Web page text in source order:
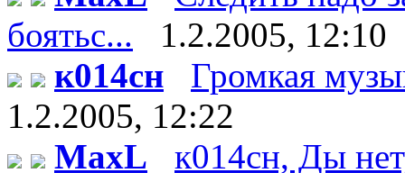
боятьс...
1.2.2005, 12:10
к014сн
Громкая
1.2.2005, 12:22
MaxL
к014сн, Ды